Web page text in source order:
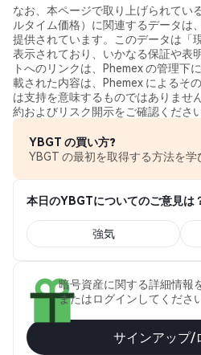
なお、本ページで取り上げられてい
ルタイム価格）に関連するデータは
提供されています。このデータは「
表示されており、いかなる保証や表
トへのリンクは、Phemex の管理下
載された内容は、Phemex によるそ
は支持を意味するものではありませ
約およびリスク開示をご確認ください
YBGT の買い方?
YBGT の最初を取得する方法を学
本日のYBGTについてのご意見は
強気
暗号資産に関する詳細情報
またはログインしてください
サインアップ/